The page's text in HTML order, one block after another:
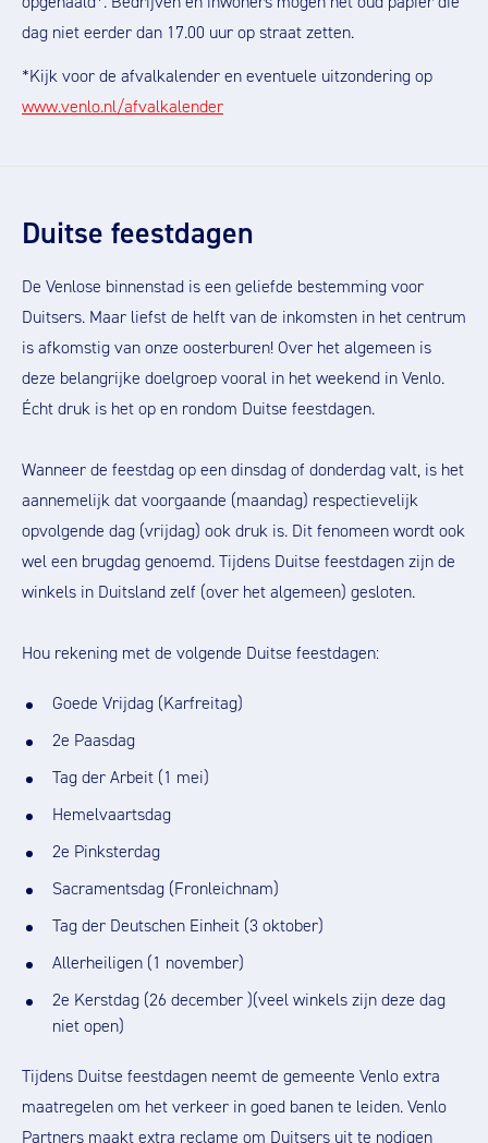
dag niet eerder dan 17.00 uur op straat zetten.
*Kijk voor de afvalkalender en eventuele uitzondering op
www.venlo.nl/afvalkalender
Duitse feestdagen
De Venlose binnenstad is een geliefde bestemming voor
Duitsers. Maar liefst de helft van de inkomsten in het centrum
is afkomstig van onze oosterburen! Over het algemeen is
deze belangrijke doelgroep vooral in het weekend in Venlo.
Écht druk is het op en rondom Duitse feestdagen.
Wanneer de feestdag op een dinsdag of donderdag valt, is het
aannemelijk dat voorgaande (maandag) respectievelijk
opvolgende dag (vrijdag) ook druk is. Dit fenomeen wordt ook
wel een brugdag genoemd. Tijdens Duitse feestdagen zijn de
winkels in Duitsland zelf (over het algemeen) gesloten.
Hou rekening met de volgende Duitse feestdagen:
Goede Vrijdag (Karfreitag)
2e Paasdag
Tag der Arbeit (1 mei)
Hemelvaartsdag
2e Pinksterdag
Sacramentsdag (Fronleichnam)
Tag der Deutschen Einheit (3 oktober)
Allerheiligen (1 november)
2e Kerstdag (26 december )(veel winkels zijn deze dag
niet open)
Tijdens Duitse feestdagen neemt de gemeente Venlo extra
maatregelen om het verkeer in goed banen te leiden. Venlo
Partners maakt extra reclame om Duitsers uit te nodigen